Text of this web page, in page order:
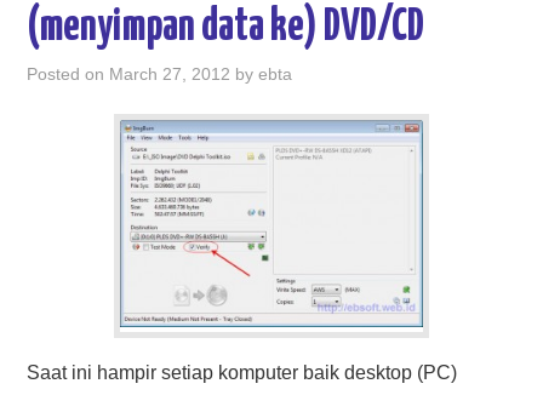
(menyimpan data ke) DVD/CD
Posted on March 27, 2012 byebta
Saat ini hampir setiap komputer baik desktop (PC)